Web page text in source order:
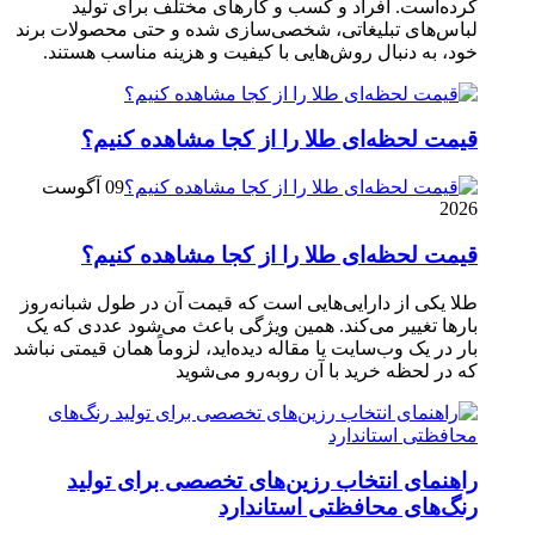
کرده‌است. افراد و کسب‌ و کارهای مختلف برای تولید
لباس‌های تبلیغاتی، شخصی‌سازی ‌شده و حتی محصولات برند
خود، به دنبال روش‌هایی با کیفیت و هزینه مناسب هستند.
قیمت لحظه‌ای طلا را از کجا مشاهده کنیم؟
09 آگوست
2026
قیمت لحظه‌ای طلا را از کجا مشاهده کنیم؟
طلا یکی از دارایی‌هایی است که قیمت آن در طول شبانه‌روز
بارها تغییر می‌کند. همین ویژگی باعث می‌شود عددی که یک
بار در یک وب‌سایت یا مقاله دیده‌اید، لزوماً همان قیمتی نباشد
که در لحظه خرید با آن روبه‌رو می‌شوید
راهنمای انتخاب رزین‌های تخصصی برای تولید
رنگ‌های محافظتی استاندارد